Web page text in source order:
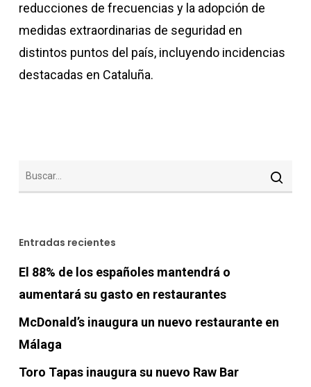
reducciones de frecuencias y la adopción de
medidas extraordinarias de seguridad en
distintos puntos del país, incluyendo incidencias
destacadas en Cataluña.
Entradas recientes
El 88% de los españoles mantendrá o
aumentará su gasto en restaurantes
McDonald’s inaugura un nuevo restaurante en
Málaga
Toro Tapas inaugura su nuevo Raw Bar